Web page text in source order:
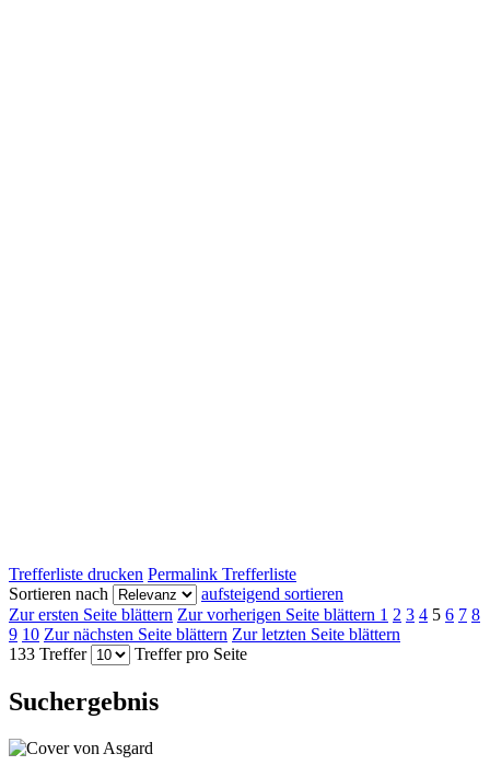
Trefferliste drucken Permalink Trefferliste
Sortieren nach
aufsteigend sortieren
Zur ersten Seite blättern Zur vorherigen Seite blättern 1 2 3 4 5 6 7 8
9 10 Zur nächsten Seite blättern Zur letzten Seite blättern
133 Treffer
Treffer pro Seite
Suchergebnis